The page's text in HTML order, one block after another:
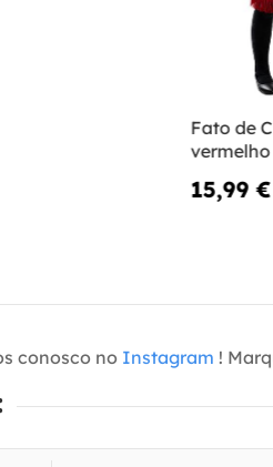
Fato de
15,99 €
conosco no Instagram !